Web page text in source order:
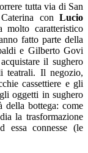
tutta via di San
con Lucio
caratteristico
fatto parte della
e Gilberto Govi
il sughero
teatrali. Il negozio,
cassettiere e gli
oggetti in sughero
della bottega: come
la trasformazione
essa connesse (le